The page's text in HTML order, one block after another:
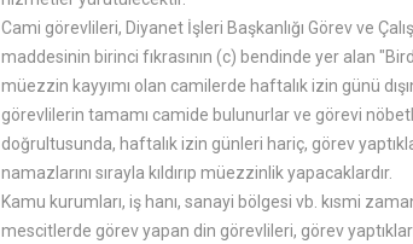
Cami görevlileri, Diyanet İşleri Başkanlığı Görev ve
maddesinin birinci fıkrasının (c) bendinde yer alan
müezzin kayyımı olan camilerde haftalık izin günü
görevlilerin tamamı camide bulunurlar ve görevi
doğrultusunda, haftalık izin günleri hariç, görev
namazlarını sırayla kıldırıp müezzinlik yapacaklardır.
Kamu kurumları, iş hanı, sanayi bölgesi vb. kısmi
mescitlerde görev yapan din görevlileri, görev